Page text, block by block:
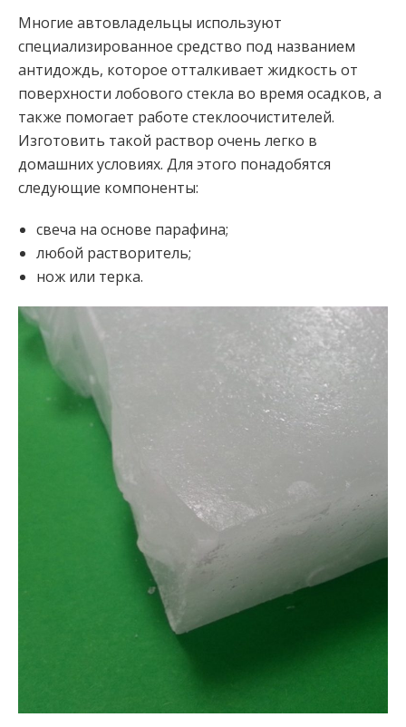
Многие автовладельцы используют
специализированное средство под названием
антидождь, которое отталкивает жидкость от
поверхности лобового стекла во время осадков, а
также помогает работе стеклоочистителей.
Изготовить такой раствор очень легко в
домашних условиях. Для этого понадобятся
следующие компоненты:
свеча на основе парафина;
любой растворитель;
нож или терка.